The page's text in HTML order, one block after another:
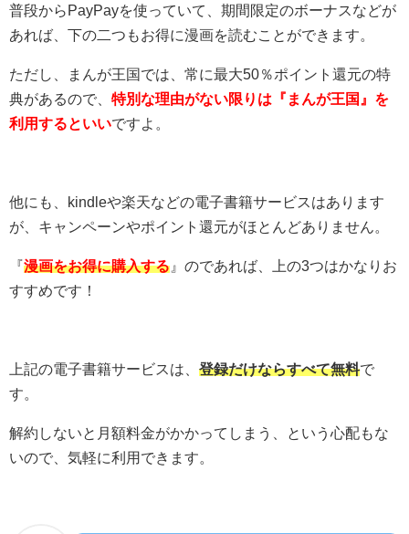
普段からPayPayを使っていて、期間限定のボーナスなどが
あれば、下の二つもお得に漫画を読むことができます。
ただし、まんが王国では、常に最大50％ポイント還元の特
典があるので、 特別な理由がない限りは『まんが王国』を
利用するといいですよ。
他にも、kindleや楽天などの電子書籍サービスはあります
が、キャンペーンやポイント還元がほとんどありません。
『漫画をお得に購入する 』のであれば、上の3つはかなりお
すすめです！
上記の電子書籍サービスは、 登録だけならすべて無料で
す。
解約しないと月額料金がかかってしまう、という心配もな
いので、気軽に利用できます。